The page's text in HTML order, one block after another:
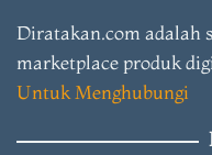
Diratakan.com adalah
marketplace produk
Untuk Menghubungi